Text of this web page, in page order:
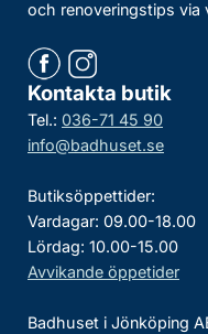
och renoveringstips via
Kontakta butik
Tel.: 036-71 45 90
info@badhuset.se
Butiksöppettider:
Vardagar: 09.00-18.00
Lördag: 10.00-15.00
Avvikande öppetider
Badhuset i Jönköping